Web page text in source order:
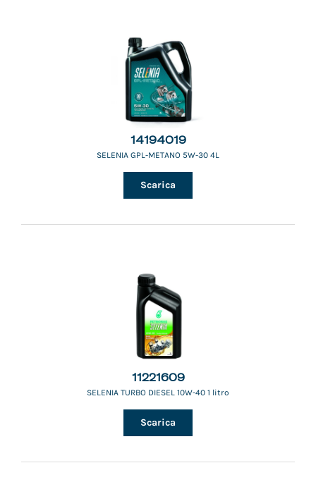
14194019
SELENIA GPL-METANO 5W-30 4L
Scarica
11221609
SELENIA TURBO DIESEL 10W-40 1 litro
Scarica